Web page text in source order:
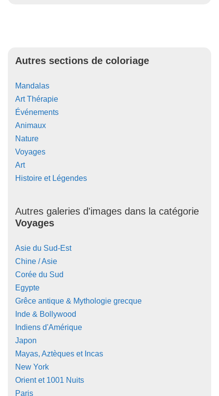
Autres sections de coloriage
Mandalas
Art Thérapie
Événements
Animaux
Nature
Voyages
Art
Histoire et Légendes
Autres galeries d'images dans la catégorie
Voyages
Asie du Sud-Est
Chine / Asie
Corée du Sud
Egypte
Grêce antique & Mythologie grecque
Inde & Bollywood
Indiens d'Amérique
Japon
Mayas, Aztèques et Incas
New York
Orient et 1001 Nuits
Paris